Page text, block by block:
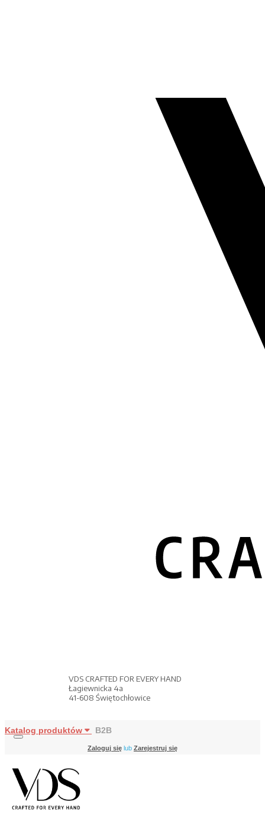
VDS CRAFTED FOR EVERY HAND
Łagiewnicka 4a
41-608 Świętochłowice
Katalog produktów B2B
Zaloguj się lub Zarejestruj się